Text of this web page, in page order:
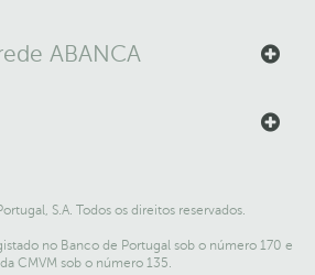
ABANCA
S.A. Todos os direitos reservados.
no Banco de Portugal sob o número 170 e
CMVM sob o número 135.